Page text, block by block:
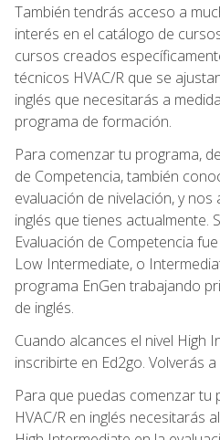
También tendrás acceso a
interés en el catálogo de
cursos creados
técnicos HVAC/R que se
inglés que necesitarás a
programa de formación.
Para comenzar tu programa,
de Competencia, también
evaluación de nivelación, y nos
inglés que tienes actualmente.
Evaluación de Competencia
Low Intermediate, o
programa EnGen trabajando
de inglés.
Cuando alcances el nivel High
inscribirte en Ed2go. Volverás
Para que puedas comenzar
HVAC/R en inglés necesitarás